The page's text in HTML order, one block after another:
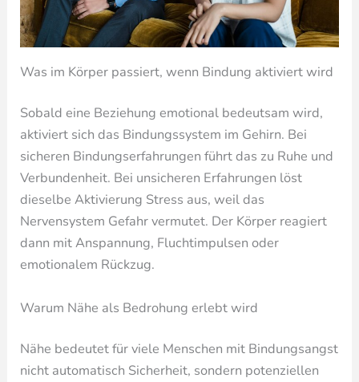
Was im Körper passiert, wenn Bindung aktiviert wird
Sobald eine Beziehung emotional bedeutsam wird,
aktiviert sich das Bindungssystem im Gehirn. Bei
sicheren Bindungserfahrungen führt das zu Ruhe und
Verbundenheit. Bei unsicheren Erfahrungen löst
dieselbe Aktivierung Stress aus, weil das
Nervensystem Gefahr vermutet. Der Körper reagiert
dann mit Anspannung, Fluchtimpulsen oder
emotionalem Rückzug.
Warum Nähe als Bedrohung erlebt wird
Nähe bedeutet für viele Menschen mit Bindungsangst
nicht automatisch Sicherheit, sondern potenziellen